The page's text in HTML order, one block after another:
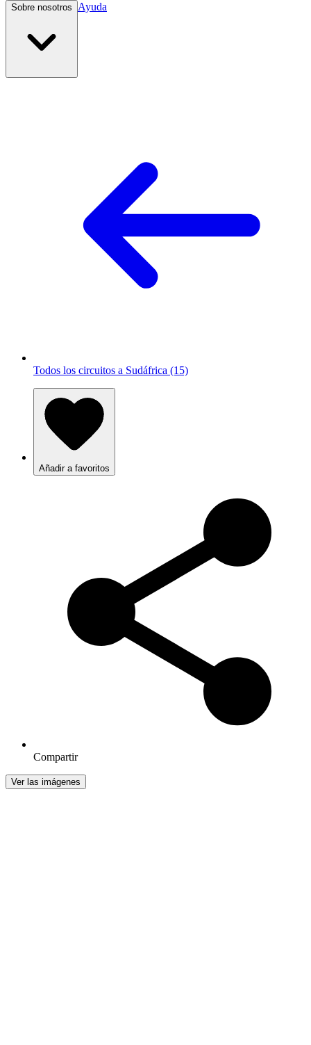
Sobre nosotros Ayuda
Todos los circuitos a Sudáfrica (15)
Añadir a favoritos
Compartir
Ver las imágenes